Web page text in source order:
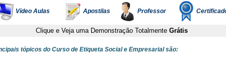
Vídeo Aulas Apostilas Professor
Clique e Veja uma Demonstração Totalmente Grátis
tópicos do Curso de Etiqueta Social e Empresarial são: